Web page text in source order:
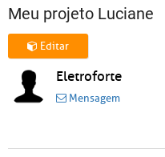
Meu projeto Luciane
Editar
Eletroforte
Mensagem